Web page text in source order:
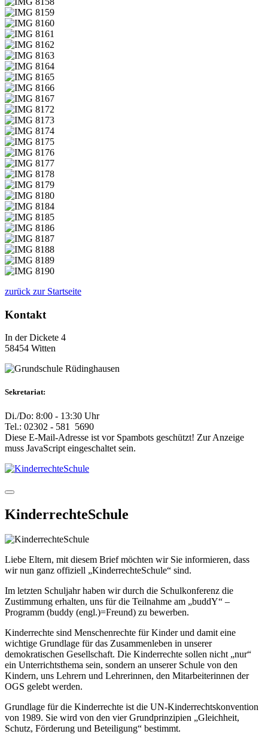
zurück zur Startseite
Kontakt
In der Dickete 4
58454 Witten
Sekretariat:
Di./Do: 8:00 - 13:30 Uhr
Tel.: 02302 - 581 5690
Diese E-Mail-Adresse ist vor Spambots geschützt! Zur Anzeige
muss JavaScript eingeschaltet sein.
KinderrechteSchule
Liebe Eltern, mit diesem Brief möchten wir Sie informieren, dass
wir nun ganz offiziell „KinderrechteSchule“ sind.
Im letzten Schuljahr haben wir durch die Schulkonferenz die
Zustimmung erhalten, uns für die Teilnahme am „buddY“ –
Programm (buddy (engl.)=Freund) zu bewerben.
Kinderrechte sind Menschenrechte für Kinder und damit eine
wichtige Grundlage für das Zusammenleben in unserer
demokratischen Gesellschaft. Die Kinderrechte sollen nicht „nur“
ein Unterrichtsthema sein, sondern an unserer Schule von den
Kindern, uns Lehrern und Lehrerinnen, den Mitarbeiterinnen der
OGS gelebt werden.
Grundlage für die Kinderrechte ist die UN-Kinderrechtskonvention
von 1989. Sie wird von den vier Grundprinzipien „Gleichheit,
Schutz, Förderung und Beteiligung“ bestimmt.